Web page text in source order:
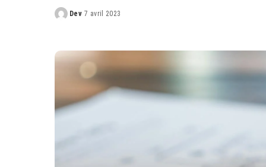
Dev 7 avril 2023